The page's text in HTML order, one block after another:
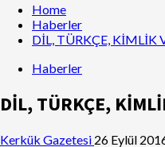
Home
Haberler
DİL, TÜRKÇE, KİMLİK
Haberler
DİL, TÜRKÇE,
Kerkük Gazetesi 26 Eylül